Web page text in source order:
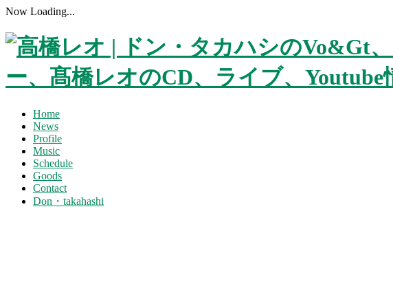
Now Loading...
Home
News
Profile
Music
Schedule
Goods
Contact
Don・takahashi